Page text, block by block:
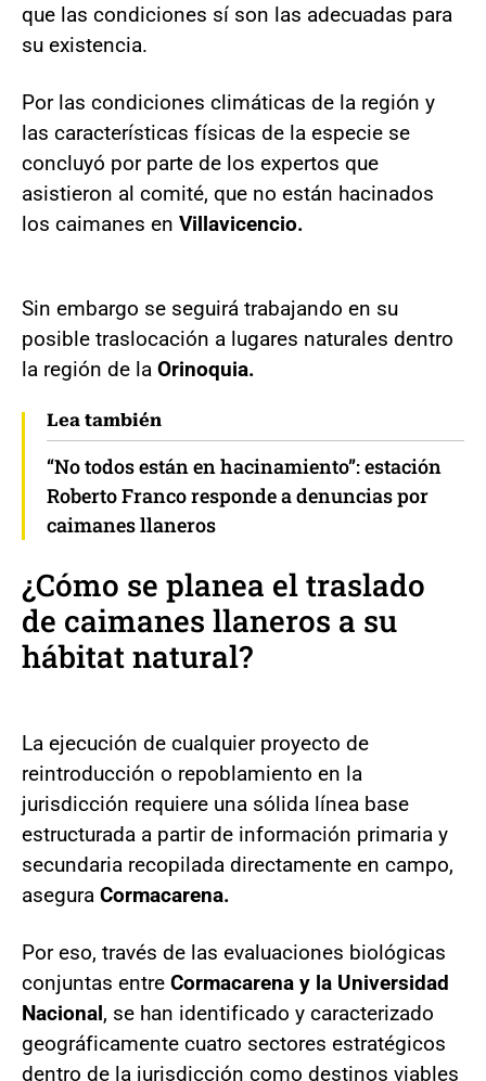
que las condiciones sí son las adecuadas para
su existencia.
Por las condiciones climáticas de la región y
las características físicas de la especie se
concluyó por parte de los expertos que
asistieron al comité, que no están hacinados
los caimanes en Villavicencio.
Sin embargo se seguirá trabajando en su
posible traslocación a lugares naturales dentro
la región de la Orinoquia.
Lea también
“No todos están en hacinamiento”: estación
Roberto Franco responde a denuncias por
caimanes llaneros
¿Cómo se planea el traslado
de caimanes llaneros a su
hábitat natural?
La ejecución de cualquier proyecto de
reintroducción o repoblamiento en la
jurisdicción requiere una sólida línea base
estructurada a partir de información primaria y
secundaria recopilada directamente en campo,
asegura Cormacarena.
Por eso, través de las evaluaciones biológicas
conjuntas entre Cormacarena y la Universidad
Nacional, se han identificado y caracterizado
geográficamente cuatro sectores estratégicos
dentro de la jurisdicción como destinos viables